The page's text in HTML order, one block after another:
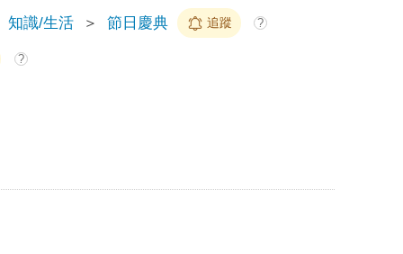
知識/生活 ＞ 節日慶典 追蹤 ?
?